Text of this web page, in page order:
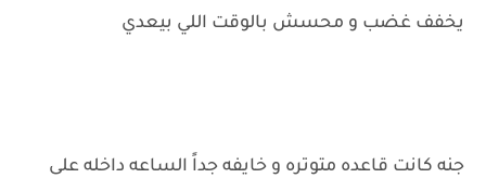
يخفف غضب و محسش بالوقت اللي بيعدي
جنه كانت قاعده متوتره و خايفه جداً الساعه داخله على